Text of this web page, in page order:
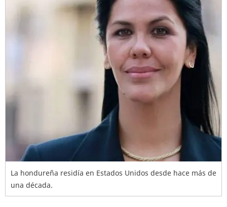
La hondureña residía en Estados Unidos desde hace más de
una década.